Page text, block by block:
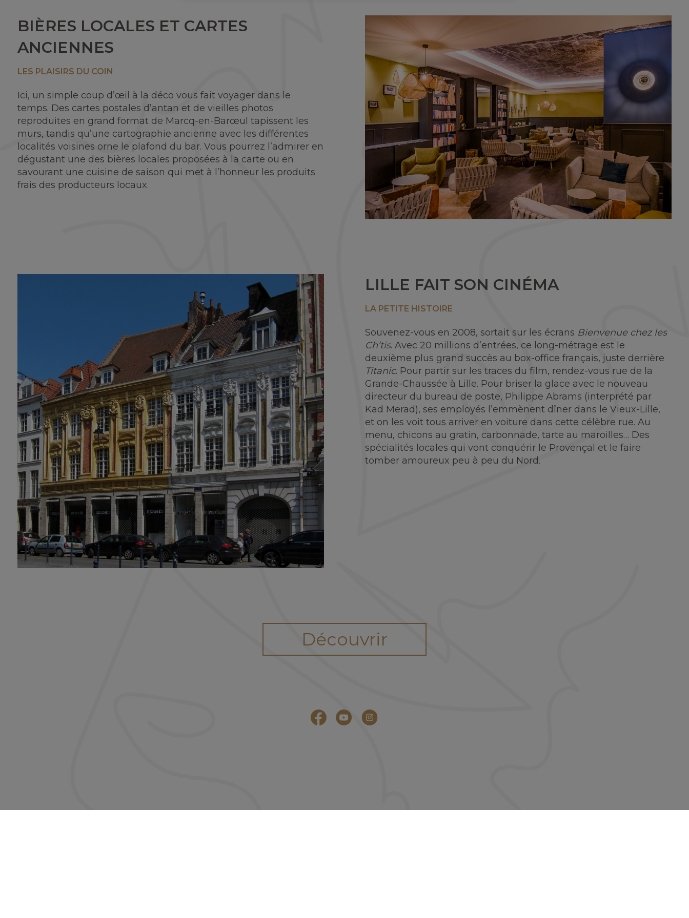
BIÈRES LOCALES ET CARTES
ANCIENNES
LES PLAISIRS DU COIN
Ici, un simple coup d’œil à la déco vous fait voyager dans le
temps. Des cartes postales d’antan et de vieilles photos
reproduites en grand format de Marcq-en-Barœul tapissent les
murs, tandis qu’une cartographie ancienne avec les différentes
localités voisines orne le plafond du bar. Vous pourrez l’admirer en
dégustant une des bières locales proposées à la carte ou en
savourant une cuisine de saison qui met à l’honneur les produits
frais des producteurs locaux.
LILLE FAIT SON CINÉMA
LA PETITE HISTOIRE
Souvenez-vous en 2008, sortait sur les écrans Bienvenue chez les
Ch’tis. Avec 20 millions d’entrées, ce long-métrage est le
deuxième plus grand succès au box-office français, juste derrière
Titanic. Pour partir sur les traces du film, rendez-vous rue de la
Grande-Chaussée à Lille. Pour briser la glace avec le nouveau
directeur du bureau de poste, Philippe Abrams (interprété par
Kad Merad), ses employés l’emmènent dîner dans le Vieux-Lille,
et on les voit tous arriver en voiture dans cette célèbre rue. Au
menu, chicons au gratin, carbonnade, tarte au maroilles… Des
spécialités locales qui vont conquérir le Provençal et le faire
tomber amoureux peu à peu du Nord.
Découvrir